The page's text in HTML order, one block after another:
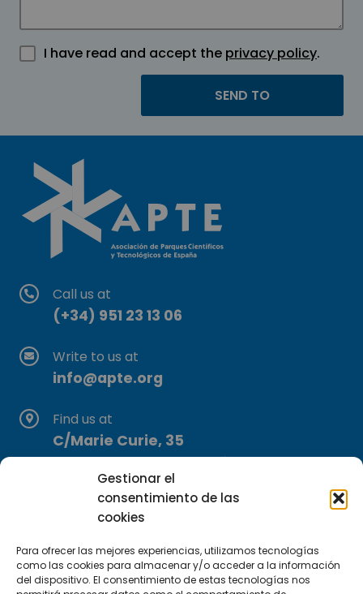
Gestionar el
consentimiento de las
cookies
Para ofrecer las mejores experiencias, utilizamos tecnologías
como las cookies para almacenar y/o acceder a la información
del dispositivo. El consentimiento de estas tecnologías nos
I have read and accept the privacy policy.
Call us at
(+34) 951 23 13 06
Write to us at
info@apte.org
Find us at
C/Marie Curie, 35
29590 Campanillas, Málaga